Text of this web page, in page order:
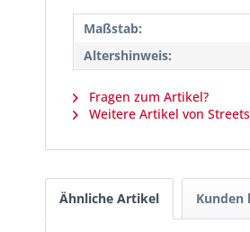
Maßstab:
Altershinweis:
Fragen zum Artikel?
Weitere Artikel von
Ähnliche Artikel Kunden